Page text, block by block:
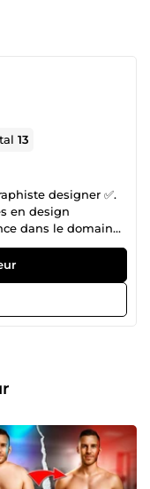
13
designer ✅.
en design
dans le domaine
utilisation des
Illustrator.
mon plus jeune
carrière
fonctionnalité
marketing et
pas de créer
de vos utilisateurs.
approfondie,
étroite avec mes
seulement